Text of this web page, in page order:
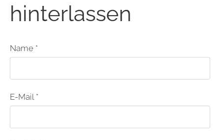
hinterlassen
Name *
E-Mail *